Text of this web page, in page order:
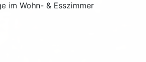
im Wohn- & Esszimmer